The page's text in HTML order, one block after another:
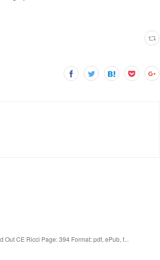
CE Ricci Page: 394 Format: pdf, ePub, f...